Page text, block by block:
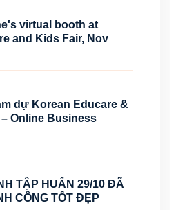
virtual booth at
and Kids Fair, Nov
dự Korean Educare &
– Online Business
TẬP HUẤN 29/10 ĐÃ
CÔNG TỐT ĐẸP